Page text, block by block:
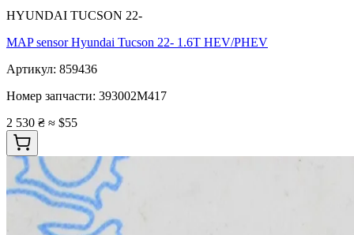
HYUNDAI TUCSON 22-
MAP sensor Hyundai Tucson 22- 1.6T HEV/PHEV
Артикул: 859436
Номер запчасти: 393002M417
2 530 ₴ ≈ $55